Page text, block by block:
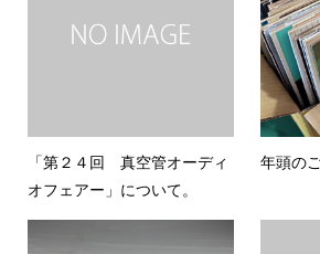
「第２４回 真空管オーディ
オフェアー」について。
年頭の